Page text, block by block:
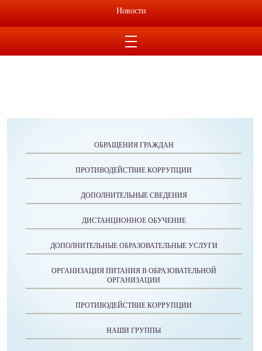
ОБРАЩЕНИЯ ГРАЖДАН
ПРОТИВОДЕЙСТВИЕ КОРРУПЦИИ
ДОПОЛНИТЕЛЬНЫЕ СВЕДЕНИЯ
ДИСТАНЦИОННОЕ ОБУЧЕНИЕ
ДОПОЛНИТЕЛЬНЫЕ ОБРАЗОВАТЕЛЬНЫЕ УСЛУГИ
ОРГАНИЗАЦИЯ ПИТАНИЯ В ОБРАЗОВАТЕЛЬНОЙ
ОРГАНИЗАЦИИ
ПРОТИВОДЕЙСТВИЕ КОРРУПЦИИ
НАШИ ГРУППЫ
Новости